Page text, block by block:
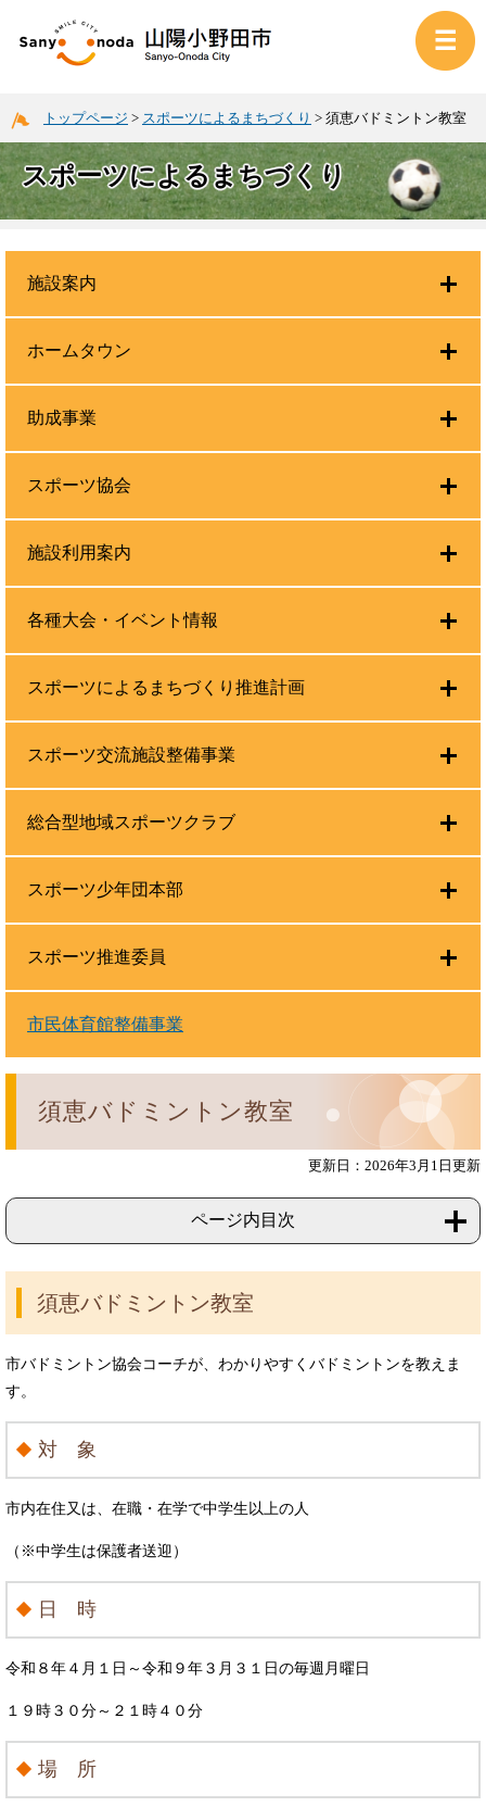
トップページ > スポーツによるまちづくり > 須恵バドミントン教室
スポーツによるまちづくり
須恵バドミントン教室
更新日：2026年3月1日更新
ページ内目次
須恵バドミントン教室
市バドミントン協会コーチが、わかりやすくバドミントンを教えま
す。
対 象
市内在住又は、在職・在学で中学生以上の人
（※中学生は保護者送迎）
日 時
令和８年４月１日～令和９年３月３１日の毎週月曜日
１９時３０分～２１時４０分
場 所
施設案内
ホームタウン
助成事業
スポーツ協会
施設利用案内
各種大会・イベント情報
スポーツによるまちづくり推進計画
スポーツ交流施設整備事業
総合型地域スポーツクラブ
スポーツ少年団本部
スポーツ推進委員
市民体育館整備事業